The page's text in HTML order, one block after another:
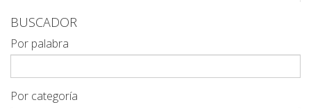
BUSCADOR
Por palabra
Por categoría